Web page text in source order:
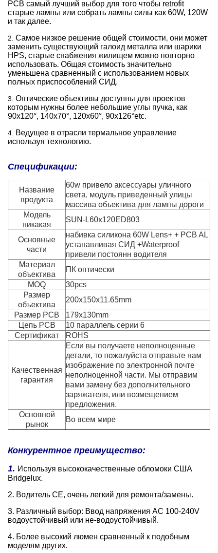
PCB самый лучший выбор для того чтобы retrofit
старые лампы или собрать лампы силы как 60W, 120W
и так далее.
2. Самое низкое решение общей стоимости, они может
заменить существующий галоид металла или шарики
HPS, старые снабжения жилищем можно повторно
использовать. Общая стоимость значительно
уменьшена сравненный с использованием новых
полных приспособлений СИД.
3. Оптические объективы доступны для проектов
которым нужны более небольшие углы пучка, как
90x120°, 140x70°, 120x60°, 90x126°etc.
4.
Ведущее в отрасли термальное управление
используя технологию.
Спецификации:
Название
продукта
60w привело аксессуары уличного
света, модуль приведенный улицы
массива объектива для лампы дороги
Модель
никакая
SUN-L60x120ED803
Основные
части
набивка силикона 60W Lens+ + PCB AL
устанавливая СИД +Waterproof
привели постоянн водителя
Материал
объектива
ПК оптически
MOQ
30pcs
Размер
объектива
200x150x11.65mm
Размер PCB
179x130mm
Цепь PCB
10 параллель серии 6
Сертификат
ROHS
Качественная
гарантия
Если вы получаете неполноценные
детали, то пожалуйста отправьте нам
изображение по электронной почте
неполноценной части. Мы отправим
вами замену без дополнительного
заряжателя, или возмещением
предложения.
Основной
рынок
Во всем мире
Конкурентное преимущество:
1. Используя высококачественные обломоки США
Bridgelux.
2. Водитель CE, очень легкий для ремонта/замены.
3. Различный выбор: Ввод напряжения AC 100-240V
водоустойчивый или не-водоустойчивый.
4. Более высокий люмен сравненный к подобным
моделям других.